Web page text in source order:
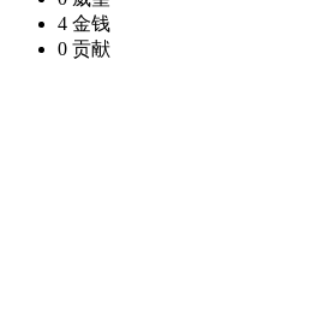
4 金钱
0 贡献